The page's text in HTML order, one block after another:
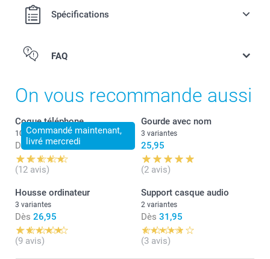
Spécifications
FAQ
Retournez-le pour que le boîtier inférieur soit orienté
On vous recommande aussi
Commandé maintenant,
livré mercredi
Coque téléphone
10+ variantes
Dès 21,95
(12 avis)
Gourde avec nom
3 variantes
25,95
(2 avis)
Housse ordinateur
3 variantes
Dès 26,95
(9 avis)
Support casque audio
2 variantes
Dès 31,95
(3 avis)